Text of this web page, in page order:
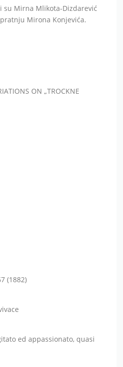
su Mirna Mlikota-Dizdarević
Mirona Konjevića.
ON „TROCKNE
(1882)
ed appassionato, quasi